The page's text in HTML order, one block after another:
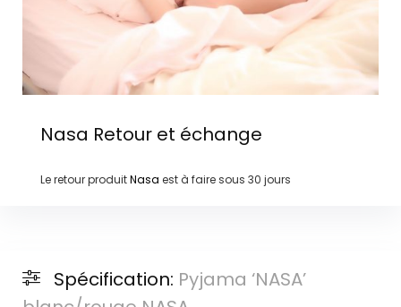
Nasa Retour et échange
Le retour produitNasa est à faire sous 30 jours
Spécification: Pyjama ‘NASA’